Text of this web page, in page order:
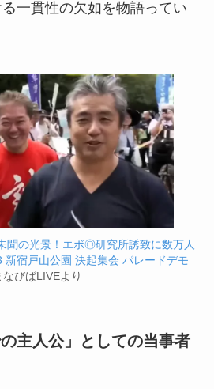
一貫性の欠如を物語ってい
聞の光景！エボ◎研究所誘致に数万人
宿戸山公園 決起集会 パレードデモ
なびばLIVEより
主人公」としての当事者